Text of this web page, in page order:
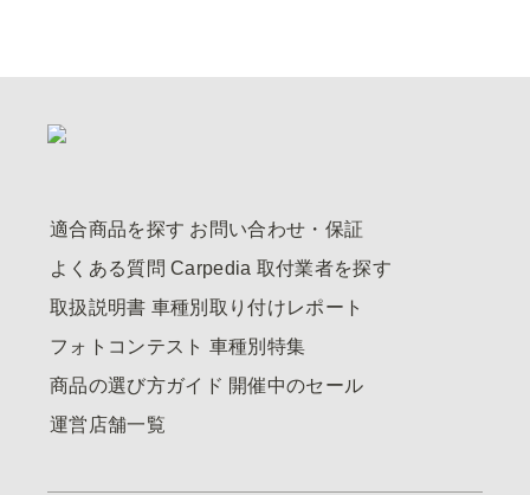
適合商品を探す お問い合わせ・保証
よくある質問 Carpedia 取付業者を探す
取扱説明書 車種別取り付けレポート
フォトコンテスト 車種別特集
商品の選び方ガイド 開催中のセール
運営店舗一覧